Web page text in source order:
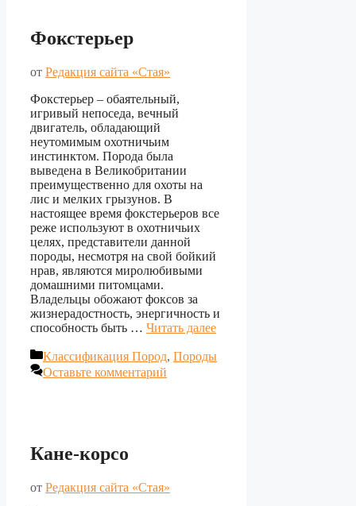
Фокстерьер
от Редакция сайта «Стая»
Фокстерьер – обаятельный,
игривый непоседа, вечный
двигатель, обладающий
неутомимым охотничьим
инстинктом. Порода была
выведена в Великобритании
преимущественно для охоты на
лис и мелких грызунов. В
настоящее время фокстерьеров все
реже используют в охотничьих
целях, представители данной
породы, несмотря на свой бойкий
нрав, являются миролюбивыми
домашними питомцами.
Владельцы обожают фоксов за
жизнерадостность, энергичность и
способность быть … Читать далее
Рубрики
Классификация Пород, Породы
Оставьте комментарий
Кане-корсо
от Редакция сайта «Стая»